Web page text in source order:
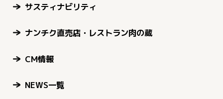
サスティナビリティ
ナンチク直売店・レストラン肉の蔵
CM情報
NEWS一覧